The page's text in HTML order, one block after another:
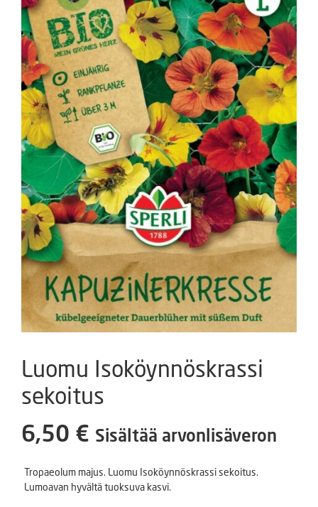
Luomu Isoköynnöskrassi
sekoitus
6,50 € Sisältää arvonlisäveron
Tropaeolum majus. Luomu Isoköynnöskrassi sekoitus.
Lumoavan hyvältä tuoksuva kasvi.